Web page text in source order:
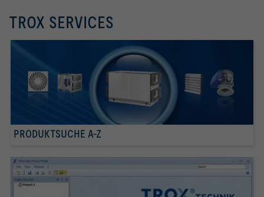
TROX SERVICES
PRODUKTSUCHE A-Z